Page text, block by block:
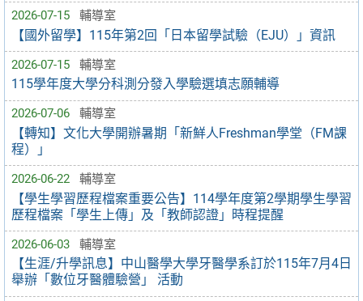
2026-07-15 輔導室
【國外留學】115年第2回「日本留學試驗（EJU）」資訊
2026-07-15 輔導室
115學年度大學分科測分發入學驗選填志願輔導
2026-07-06 輔導室
【轉知】文化大學開辦暑期「新鮮人Freshman學堂（FM課
程）」
2026-06-22 輔導室
【學生學習歷程檔案重要公告】114學年度第2學期學生學習
歷程檔案「學生上傳」及「教師認證」時程提醒
2026-06-03 輔導室
【生涯/升學訊息】中山醫學大學牙醫學系訂於115年7月4日
舉辦「數位牙醫體驗營」 活動